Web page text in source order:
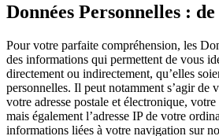
Données Personnelles :
Pour votre parfaite compréhension, les
des informations qui permettent de vous
directement ou indirectement, qu’elles
personnelles. Il peut notamment s’agir de
votre adresse postale et électronique,
mais également l’adresse IP de votre
informations liées à votre navigation sur